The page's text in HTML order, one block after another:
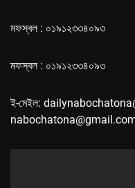
মফস্বল : ০১৯১২৩৩৪০৯৩
মফস্বল : ০১৯১২৩৩৪০৯৩
ই-মেইল:
nabochatona@gmail.com